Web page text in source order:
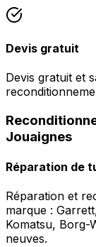
Devis gratuit
Devis gratuit et
Jouaignes
Réparation de
Réparation et
marque :
Komatsu, Borg-
neuves.